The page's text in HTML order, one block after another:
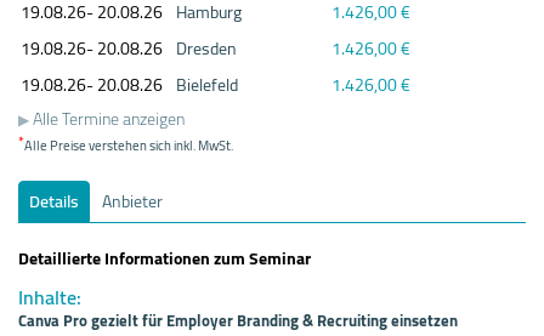
19.08.26- 20.08.26 Hamburg
1.426,00 €
19.08.26- 20.08.26 Dresden
1.426,00 €
19.08.26- 20.08.26 Bielefeld
1.426,00 €
Alle Termine anzeigen
*Alle Preise verstehen sich inkl. MwSt.
Details
Anbieter
Detaillierte Informationen zum Seminar
Inhalte:
Canva Pro gezielt für Employer Branding & Recruiting einsetzen